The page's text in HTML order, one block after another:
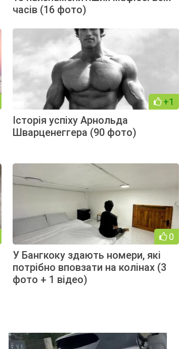
часів (16 фото)
+1
Історія успіху Арнольда
Шварценеггера (90 фото)
0
У Бангкоку здають номери, які
потрібно вповзати на колінах (3
фото + 1 відео)